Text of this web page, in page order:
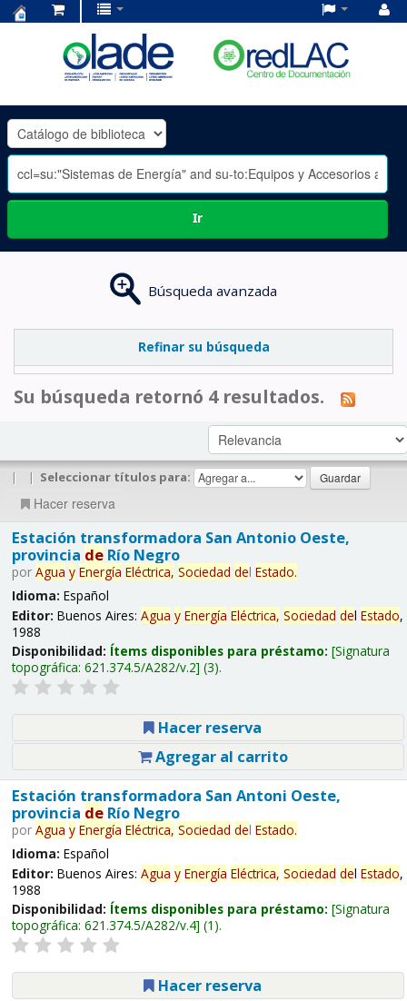
OLADE
-
Ir
Búsqueda avanzada
Refinar su búsqueda
Su búsqueda retornó 4 resultados.
| | Seleccionar títulos para:
Hacer reserva
Estación transformadora San Antonio Oeste,
provincia deRío Negro
por Agua y Energía Eléctrica, Sociedad del Estado.
Idioma: Español
Editor: Buenos Aires: Agua y Energía Eléctrica, Sociedad del Estado,
1988
Disponibilidad: Ítems disponibles para préstamo: Signatura
topográfica: 621.374.5/A282/v.2 (3).
Hacer reserva
Agregar al carrito
Estación transformadora San Antoni Oeste,
provincia deRío Negro
por Agua y Energía Eléctrica, Sociedad del Estado.
Idioma: Español
Editor: Buenos Aires: Agua y Energía Eléctrica, Sociedad del Estado,
1988
Disponibilidad: Ítems disponibles para préstamo: Signatura
topográfica: 621.374.5/A282/v.4 (1).
Hacer reserva